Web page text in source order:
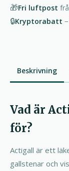
🎁Fri luftpost
🔒Kryptorabatt
Beskrivning
Vad är
för?
Actigall är ett
gallstenar och